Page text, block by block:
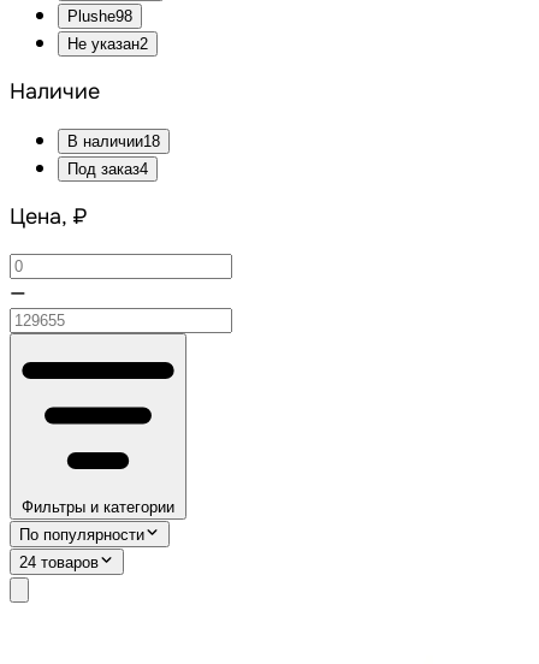
Plushe98
Не указан2
Наличие
В наличии18
Под заказ4
Цена, ₽
—
Фильтры и категории
По популярности
24 товаров